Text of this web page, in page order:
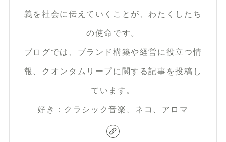
義を社会に伝えていくことが、わたくしたち
の使命です。
ブログでは、ブランド構築や経営に役立つ情
報、クオンタムリープに関する記事を投稿し
ています。
好き：クラシック音楽、ネコ、アロマ